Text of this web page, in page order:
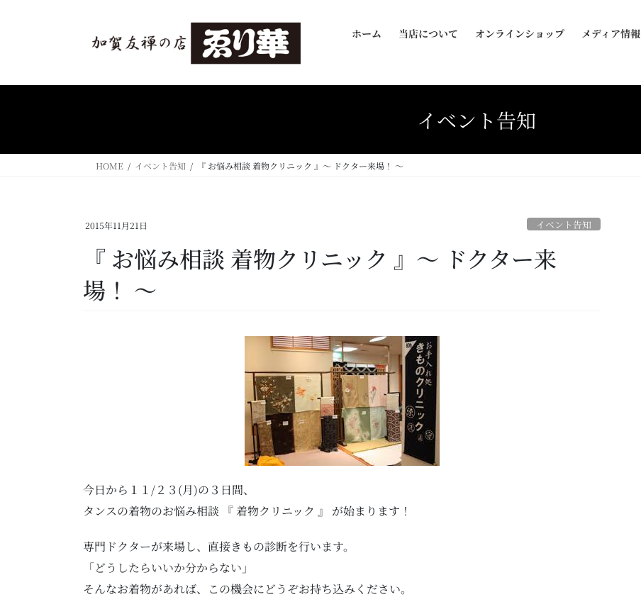
ホーム 当店について オンラインショップ メディア情報
イベント告知
HOME イベント告知 『 お悩み相談 着物クリニック 』～ ドクター来場！ ～
2015年11月21日 イベント告知
『 お悩み相談 着物クリニック 』～ ドクター来
場！ ～
今日から１１/２３(月)の３日間、
タンスの着物のお悩み相談 『 着物クリニック 』 が始まります！
専門ドクターが来場し、直接きもの診断を行います。
「どうしたらいいか分からない」
そんなお着物があれば、この機会にどうぞお持ち込みください。